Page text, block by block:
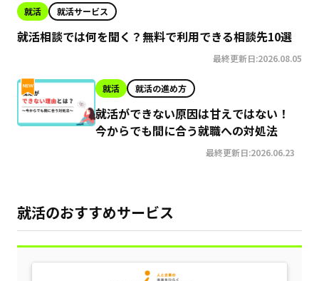
就活 就活サービス
就活相談では何を聞く？無料で利用できる相談先10選
最終更新日:2026.08.05
就活 就活の進め方
就活ができない原因は甘えではない！
今からでも間に合う就職への対処法
最終更新日:2026.06.23
就活のおすすめサービス